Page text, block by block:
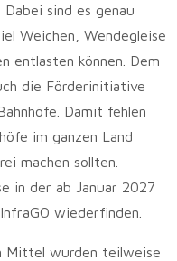
sind es genau
Weichen, Wendegleise
entlasten können. Dem
die Förderinitiative
Damit fehlen
im ganzen Land
machen sollten.
in der ab Januar 2027
wiederfinden.
Mittel wurden teilweise